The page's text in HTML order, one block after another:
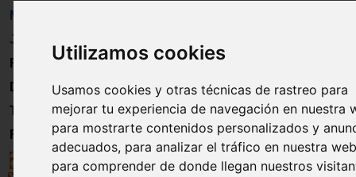
Utilizamos cookies
Usamos cookies y otras técnicas de rastreo para
mejorar tu experiencia de navegación en nuestra
para mostrarte contenidos personalizados y
adecuados, para analizar el tráfico en nuestra
para comprender de donde llegan nuestros
Material
Juguetes
Formación
Directorio
Trabajo
Registro